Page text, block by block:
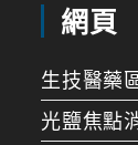
網頁
生技醫藥
光鹽焦點